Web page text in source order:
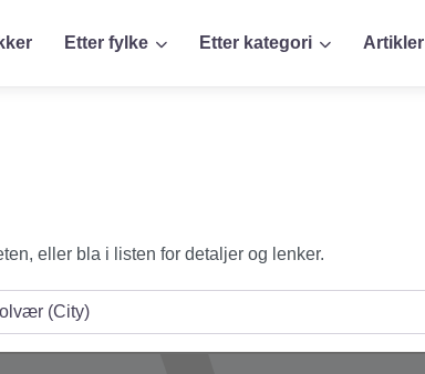
Etter fylke Etter kategori Artikler
eller bla i listen for detaljer og lenker.